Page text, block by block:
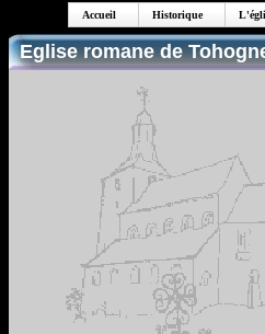
Accueil Historique
Eglise romane de